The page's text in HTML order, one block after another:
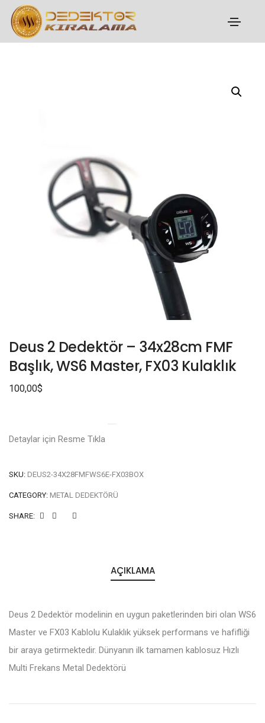
Deus 2 Dedektör – 34x28cm FMF
Başlık, WS6 Master, FX03 Kulaklık
100,00$
Detaylar için Resme Tıkla
SKU: DEUS2-34X28FMFWS6E-FX03BOX
CATEGORY: METAL DEDEKTÖRÜ
SHARE:
AÇIKLAMA
Deus 2 Dedektör modelinin en uygun paketlerinden biri olan WS6
Master ve FX03 Kablolu Kulaklık yüksek performans ve hafifliği
bir araya getirmektedir. Dünyanın ilk tamamen kablosuz Hızlı
Multi Frekans Metal Dedektörü